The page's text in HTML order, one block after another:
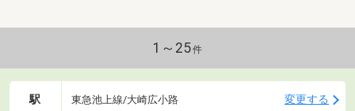
1～25件
駅 東急池上線/大崎広小路 変更する